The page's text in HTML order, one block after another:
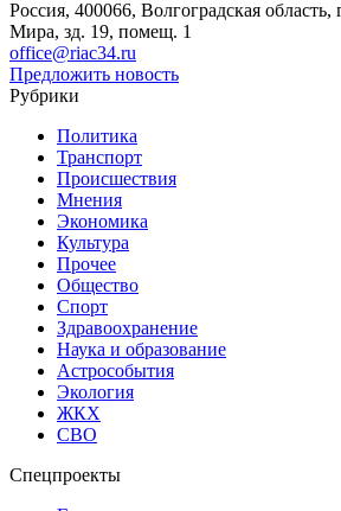
Россия, 400066, Волгоградская область,
Мира, зд. 19, помещ. 1
office@riac34.ru
Предложить новость
Рубрики
Политика
Транспорт
Происшествия
Мнения
Экономика
Культура
Прочее
Общество
Спорт
Здравоохранение
Наука и образование
Астрособытия
Экология
ЖКХ
СВО
Спецпроекты